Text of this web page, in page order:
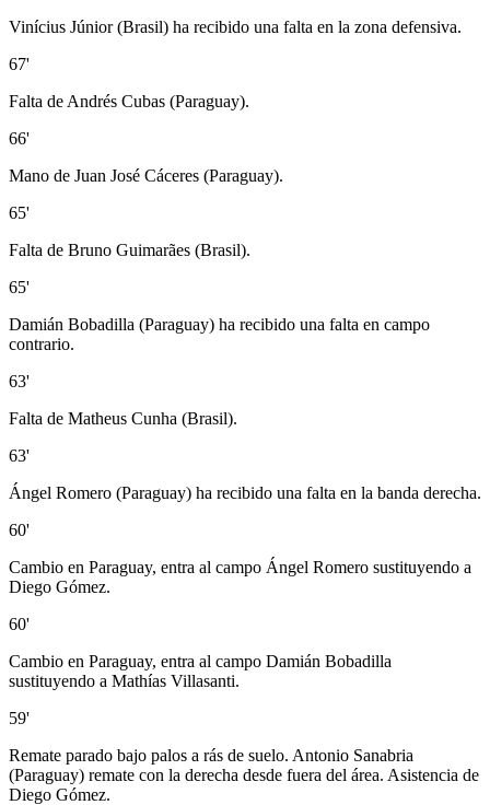
Vinícius Júnior (Brasil) ha recibido una falta en la zona defensiva.
67'
Falta de Andrés Cubas (Paraguay).
66'
Mano de Juan José Cáceres (Paraguay).
65'
Falta de Bruno Guimarães (Brasil).
65'
Damián Bobadilla (Paraguay) ha recibido una falta en campo
contrario.
63'
Falta de Matheus Cunha (Brasil).
63'
Ángel Romero (Paraguay) ha recibido una falta en la banda derecha.
60'
Cambio en Paraguay, entra al campo Ángel Romero sustituyendo a
Diego Gómez.
60'
Cambio en Paraguay, entra al campo Damián Bobadilla
sustituyendo a Mathías Villasanti.
59'
Remate parado bajo palos a rás de suelo. Antonio Sanabria
(Paraguay) remate con la derecha desde fuera del área. Asistencia de
Diego Gómez.